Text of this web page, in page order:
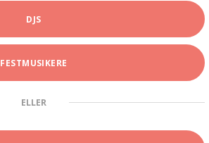
DJS
FESTMUSIKERE
ELLER